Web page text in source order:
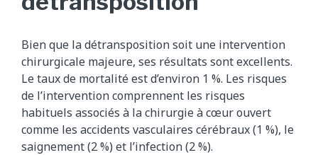
Bien que la détransposition soit une intervention
chirurgicale majeure, ses résultats sont excellents.
Le taux de mortalité est d’environ 1 %. Les risques
de l’intervention comprennent les risques
habituels associés à la chirurgie à cœur ouvert
comme les accidents vasculaires cérébraux (1 %), le
saignement (2 %) et l’infection (2 %).